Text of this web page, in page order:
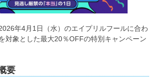
年4月1日（水）のエイプリルフールに合わ
対象とした最大20％OFFの特別キャンペーン
要